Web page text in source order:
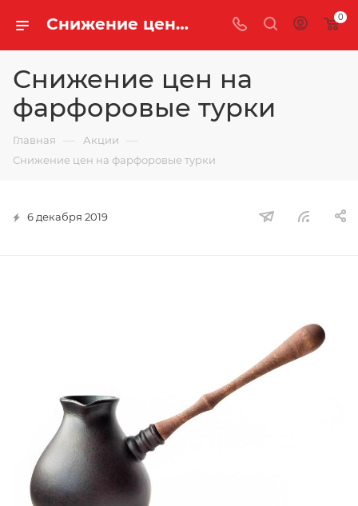
Снижение цен на фарфоровые турки | «Легенда Чая» 0
Снижение цен на
фарфоровые турки
Главная — Акции —
Снижение цен на фарфоровые турки
6 декабря 2019